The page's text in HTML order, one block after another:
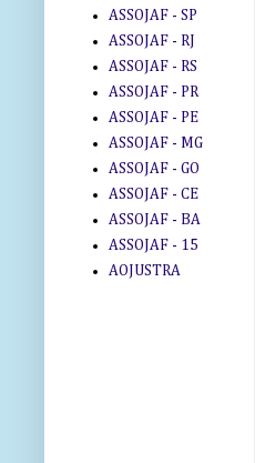
ASSOJAF - SP
ASSOJAF - RJ
ASSOJAF - RS
ASSOJAF - PR
ASSOJAF - PE
ASSOJAF - MG
ASSOJAF - GO
ASSOJAF - CE
ASSOJAF - BA
ASSOJAF - 15
AOJUSTRA